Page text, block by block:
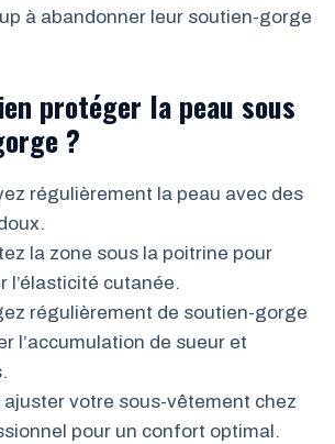
à abandonner leur soutien-gorge
protéger la peau sous
?
régulièrement la peau avec des
la zone sous la poitrine pour
l’élasticité cutanée.
régulièrement de soutien-gorge
l’accumulation de sueur et
ajuster votre sous-vêtement chez
pour un confort optimal.